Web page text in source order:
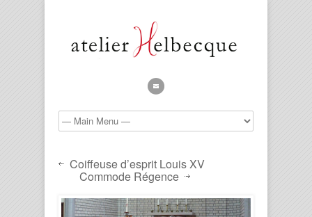
Coiffeuse d’esprit Louis XV
Commode Régence